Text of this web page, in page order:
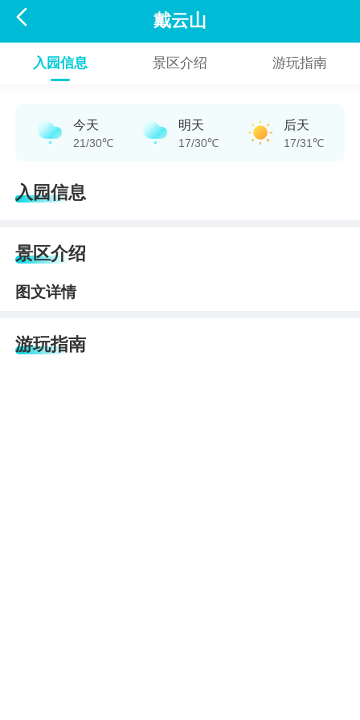
 戴云山
入园信息 景区介绍 游玩指南
今天
21/30℃
明天
17/30℃
后天
17/31℃
入园信息
景区介绍
图文详情
游玩指南